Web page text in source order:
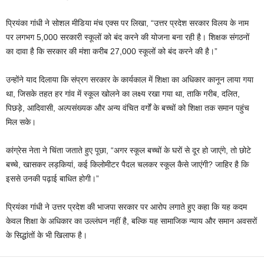
प्रियंका गांधी ने सोशल मीडिया मंच एक्स पर लिखा, “उत्तर प्रदेश सरकार विलय के नाम
पर लगभग 5,000 सरकारी स्कूलों को बंद करने की योजना बना रही है। शिक्षक संगठनों
का दावा है कि सरकार की मंशा करीब 27,000 स्कूलों को बंद करने की है।”
उन्होंने याद दिलाया कि संप्रग सरकार के कार्यकाल में शिक्षा का अधिकार कानून लाया गया
था, जिसके तहत हर गांव में स्कूल खोलने का लक्ष्य रखा गया था, ताकि गरीब, दलित,
पिछड़े, आदिवासी, अल्पसंख्यक और अन्य वंचित वर्गों के बच्चों को शिक्षा तक समान पहुंच
मिल सके।
कांग्रेस नेता ने चिंता जताते हुए पूछा, “अगर स्कूल बच्चों के घरों से दूर हो जाएंगे, तो छोटे
बच्चे, खासकर लड़कियां, कई किलोमीटर पैदल चलकर स्कूल कैसे जाएंगी? जाहिर है कि
इससे उनकी पढ़ाई बाधित होगी।”
प्रियंका गांधी ने उत्तर प्रदेश की भाजपा सरकार पर आरोप लगाते हुए कहा कि यह कदम
केवल शिक्षा के अधिकार का उल्लंघन नहीं है, बल्कि यह सामाजिक न्याय और समान अवसरों
के सिद्धांतों के भी खिलाफ है।